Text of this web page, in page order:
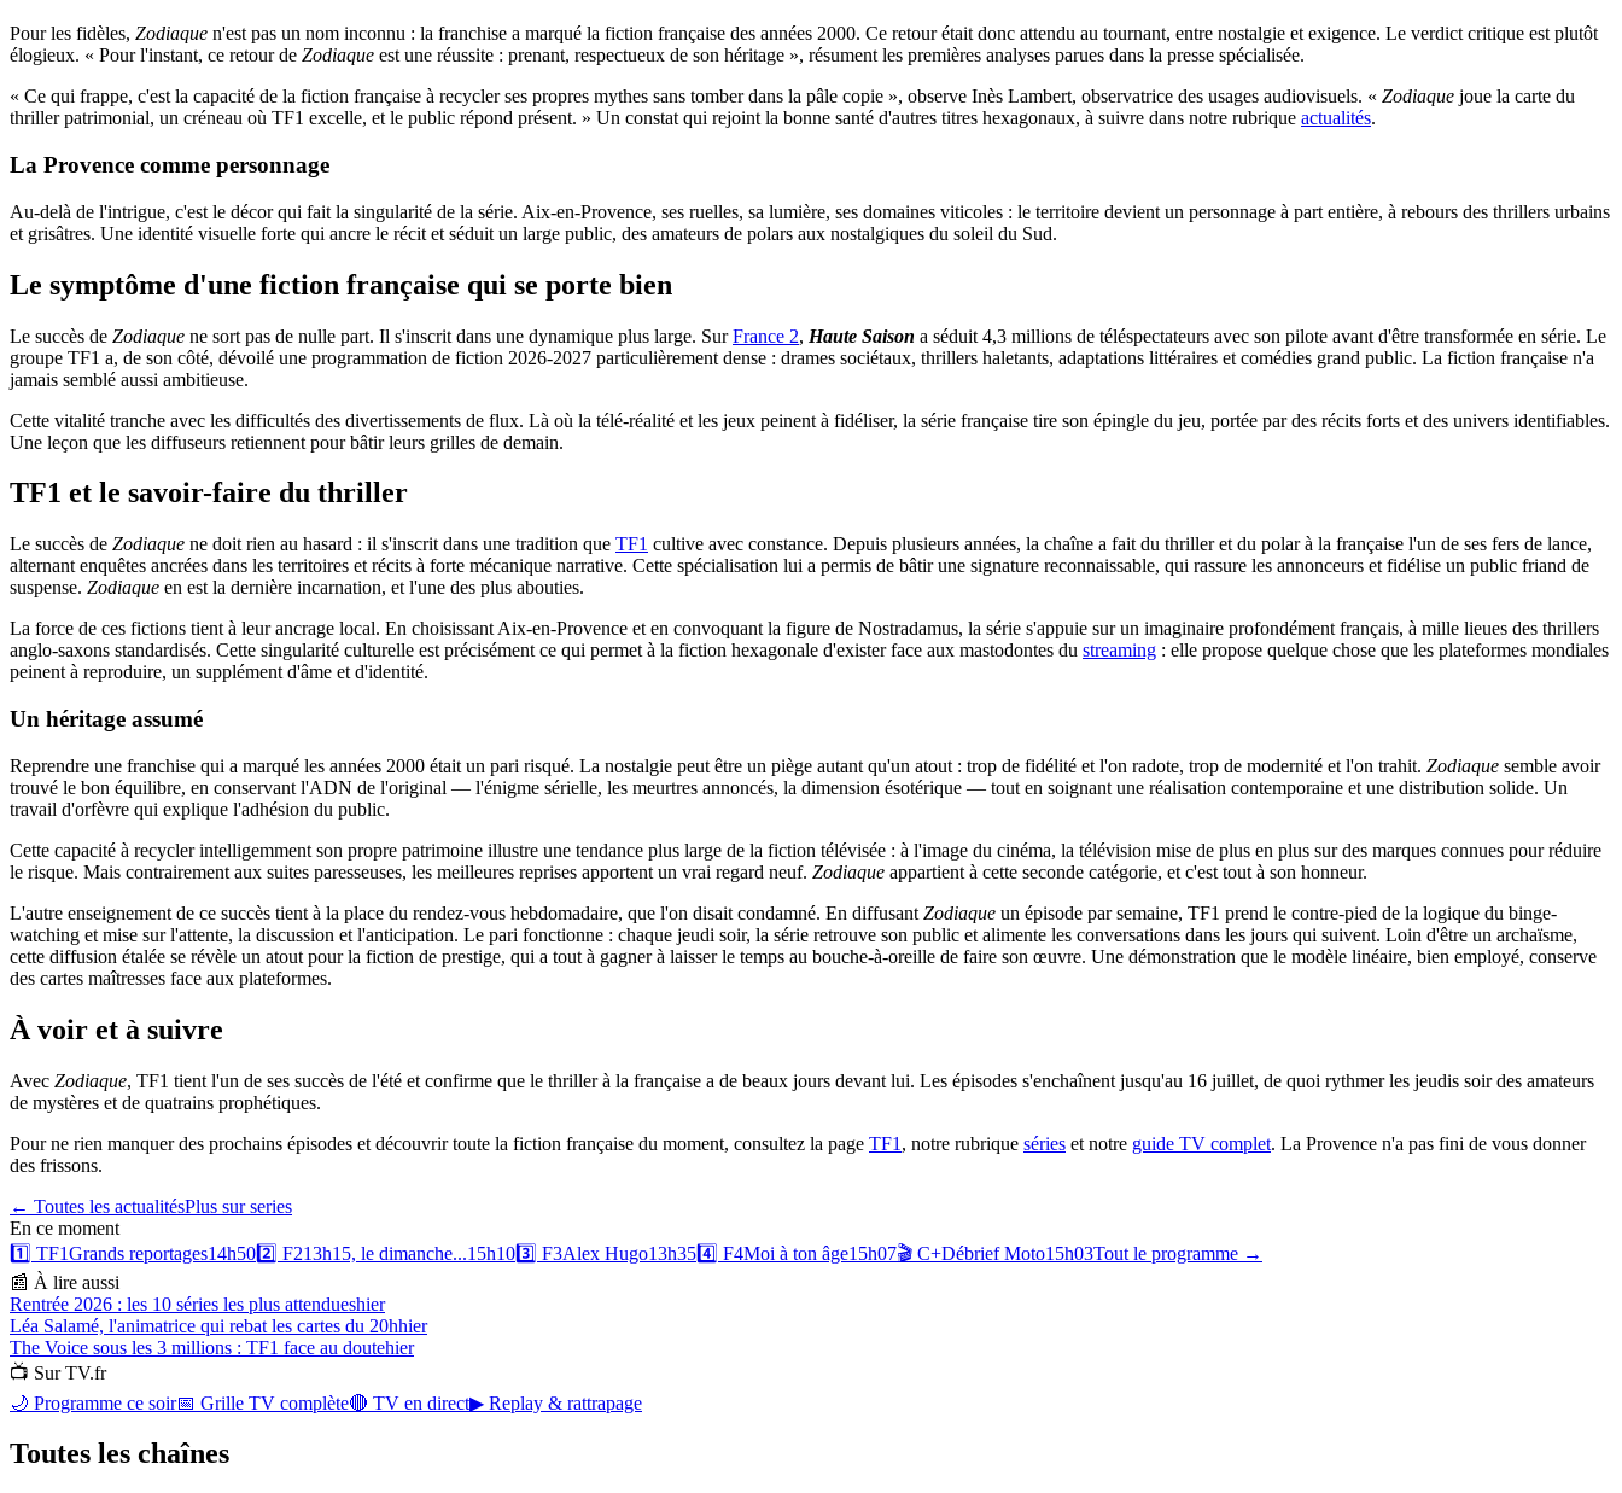
Pour les fidèles, Zodiaque n'est pas un nom inconnu : la franchise a marqué la fiction française des années 2000. Ce retour était donc attendu au tournant, entre nostalgie et exigence. Le verdict critique est plutôt
élogieux. « Pour l'instant, ce retour de Zodiaque est une réussite : prenant, respectueux de son héritage », résument les premières analyses parues dans la presse spécialisée.
« Ce qui frappe, c'est la capacité de la fiction française à recycler ses propres mythes sans tomber dans la pâle copie », observe Inès Lambert, observatrice des usages audiovisuels. « Zodiaque joue la carte du
thriller patrimonial, un créneau où TF1 excelle, et le public répond présent. » Un constat qui rejoint la bonne santé d'autres titres hexagonaux, à suivre dans notre rubrique actualités.
La Provence comme personnage
Au-delà de l'intrigue, c'est le décor qui fait la singularité de la série. Aix-en-Provence, ses ruelles, sa lumière, ses domaines viticoles : le territoire devient un personnage à part entière, à rebours des thrillers urbains
et grisâtres. Une identité visuelle forte qui ancre le récit et séduit un large public, des amateurs de polars aux nostalgiques du soleil du Sud.
Le symptôme d'une fiction française qui se porte bien
Le succès de Zodiaque ne sort pas de nulle part. Il s'inscrit dans une dynamique plus large. SurFrance 2, Haute Saison a séduit 4,3 millions de téléspectateurs avec son pilote avant d'être transformée en série. Le
groupe TF1 a, de son côté, dévoilé une programmation de fiction 2026-2027 particulièrement dense : drames sociétaux, thrillers haletants, adaptations littéraires et comédies grand public. La fiction française n'a
jamais semblé aussi ambitieuse.
Cette vitalité tranche avec les difficultés des divertissements de flux. Là où la télé-réalité et les jeux peinent à fidéliser, la série française tire son épingle du jeu, portée par des récits forts et des univers identifiables.
Une leçon que les diffuseurs retiennent pour bâtir leurs grilles de demain.
TF1 et le savoir-faire du thriller
Le succès de Zodiaque ne doit rien au hasard : il s'inscrit dans une tradition que TF1 cultive avec constance. Depuis plusieurs années, la chaîne a fait du thriller et du polar à la française l'un de ses fers de lance,
alternant enquêtes ancrées dans les territoires et récits à forte mécanique narrative. Cette spécialisation lui a permis de bâtir une signature reconnaissable, qui rassure les annonceurs et fidélise un public friand de
suspense. Zodiaque en est la dernière incarnation, et l'une des plus abouties.
La force de ces fictions tient à leur ancrage local. En choisissant Aix-en-Provence et en convoquant la figure de Nostradamus, la série s'appuie sur un imaginaire profondément français, à mille lieues des thrillers
anglo-saxons standardisés. Cette singularité culturelle est précisément ce qui permet à la fiction hexagonale d'exister face aux mastodontes du streaming : elle propose quelque chose que les plateformes mondiales
peinent à reproduire, un supplément d'âme et d'identité.
Un héritage assumé
Reprendre une franchise qui a marqué les années 2000 était un pari risqué. La nostalgie peut être un piège autant qu'un atout : trop de fidélité et l'on radote, trop de modernité et l'on trahit. Zodiaque semble avoir
trouvé le bon équilibre, en conservant l'ADN de l'original — l'énigme sérielle, les meurtres annoncés, la dimension ésotérique — tout en soignant une réalisation contemporaine et une distribution solide. Un
travail d'orfèvre qui explique l'adhésion du public.
Cette capacité à recycler intelligemment son propre patrimoine illustre une tendance plus large de la fiction télévisée : à l'image du cinéma, la télévision mise de plus en plus sur des marques connues pour réduire
le risque. Mais contrairement aux suites paresseuses, les meilleures reprises apportent un vrai regard neuf. Zodiaque appartient à cette seconde catégorie, et c'est tout à son honneur.
L'autre enseignement de ce succès tient à la place du rendez-vous hebdomadaire, que l'on disait condamné. En diffusant Zodiaque un épisode par semaine, TF1 prend le contre-pied de la logique du binge-
watching et mise sur l'attente, la discussion et l'anticipation. Le pari fonctionne : chaque jeudi soir, la série retrouve son public et alimente les conversations dans les jours qui suivent. Loin d'être un archaïsme,
cette diffusion étalée se révèle un atout pour la fiction de prestige, qui a tout à gagner à laisser le temps au bouche-à-oreille de faire son œuvre. Une démonstration que le modèle linéaire, bien employé, conserve
des cartes maîtresses face aux plateformes.
À voir et à suivre
Avec Zodiaque, TF1 tient l'un de ses succès de l'été et confirme que le thriller à la française a de beaux jours devant lui. Les épisodes s'enchaînent jusqu'au 16 juillet, de quoi rythmer les jeudis soir des amateurs
de mystères et de quatrains prophétiques.
Pour ne rien manquer des prochains épisodes et découvrir toute la fiction française du moment, consultez la page TF1 , notre rubrique séries et notre guide TV complet. La Provence n'a pas fini de vous donner
des frissons.
← Toutes les actualitésPlus surseries
En ce moment
1️⃣ TF1Grands reportages14h502️⃣ F213h15, le dimanche...15h103️⃣ F3Alex Hugo13h354️⃣ F4Moi à ton âge15h07🎬 C+Débrief Moto15h03Tout le programme →
📰 À lire aussi
Rentrée 2026 : les 10 séries les plus attendueshier
Léa Salamé, l'animatrice qui rebat les cartes du 20hhier
The Voice sous les 3 millions : TF1 face au doutehier
📺 Sur TV.fr
🌙 Programme ce soir📅 Grille TV complète🔴 TV en direct▶ Replay & rattrapage
Toutes les chaînes